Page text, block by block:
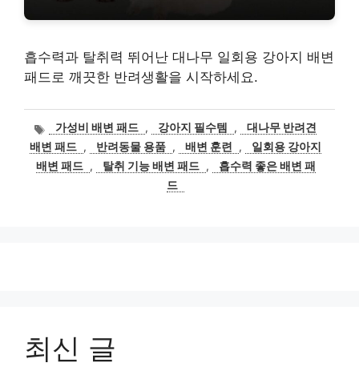
흡수력과 탈취력 뛰어난 대나무 일회용 강아지 배변
패드로 깨끗한 반려생활을 시작하세요.
태
그
가성비 배변 패드 , 강아지 필수템 ,
대나무 반려견
배변 패드 , 반려동물 용품 , 배변 훈련 ,
일회용 강아지
배변 패드 , 탈취 기능 배변 패드 ,
흡수력 좋은 배변 패
드
최신 글